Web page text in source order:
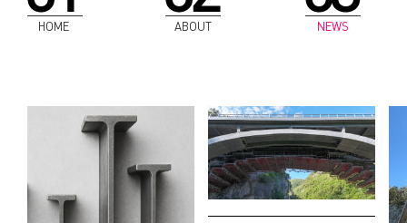
HOME ABOUT NEWS